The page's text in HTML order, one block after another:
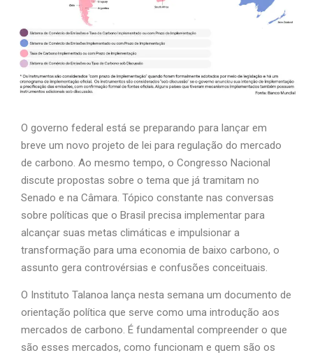
O governo federal está se preparando para lançar em
breve um novo projeto de lei para regulação do mercado
de carbono. Ao mesmo tempo, o Congresso Nacional
discute propostas sobre o tema que já tramitam no
Senado e na Câmara. Tópico constante nas conversas
sobre políticas que o Brasil precisa implementar para
alcançar suas metas climáticas e impulsionar a
transformação para uma economia de baixo carbono, o
assunto gera controvérsias e confusões conceituais.
O Instituto Talanoa lança nesta semana um documento de
orientação política que serve como uma introdução aos
mercados de carbono. É fundamental compreender o que
são esses mercados, como funcionam e quem são os